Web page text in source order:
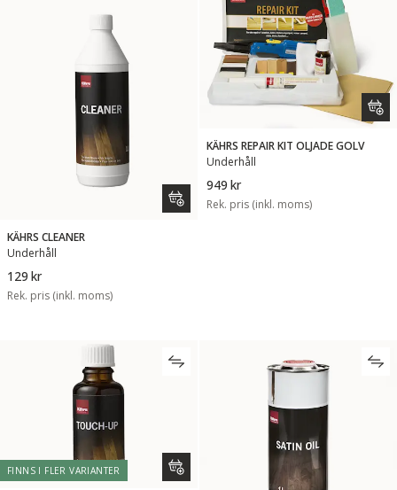
KÄHRS CLEANER
Underhåll
129 kr
Rek. pris (inkl. moms)
KÄHRS REPAIR KIT OLJADE GOLV
Underhåll
949 kr
Rek. pris (inkl. moms)
FINNS I FLER VARIANTER